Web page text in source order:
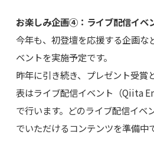
お楽しみ企画④：ライブ配信イベ
今年も、初登壇を応援する企画な
ベントを実施予定です。
昨年に引き続き、プレゼント受賞
表はライブ配信イベント（Qiita
で行います。どのライブ配信イベ
でいただけるコンテンツを準備中